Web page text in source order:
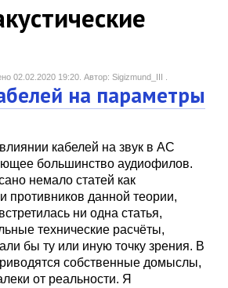
02.02.2020 19:20. Автор: Sigizmund_III .
на параметры
кабелей на звук в АС
большинство аудиофилов.
немало статей как
противников данной теории,
ни одна статья,
технические расчёты,
бы ту или иную точку зрения. В
собственные домыслы,
от реальности. Я